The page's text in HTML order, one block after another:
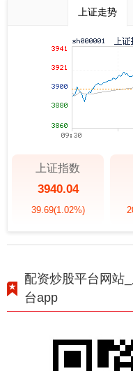
上证走势
上证指数
3940.04
39.69(1.02%)
配资炒股平台网站
台app